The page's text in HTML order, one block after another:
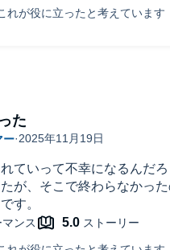
なる面白いさ。
ていって不幸になるんだ
が、そこで終わらなかった
す。
た